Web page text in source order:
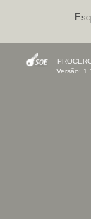
Versão: